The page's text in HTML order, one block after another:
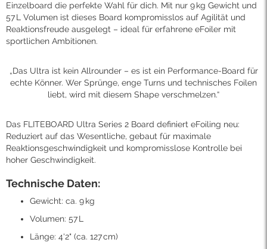
Einzelboard die perfekte Wahl für dich. Mit nur 9 kg Gewicht und
57 L Volumen ist dieses Board kompromisslos auf Agilität und
Reaktionsfreude ausgelegt – ideal für erfahrene eFoiler mit
sportlichen Ambitionen.
„Das Ultra ist kein Allrounder – es ist ein Performance-Board für
echte Könner. Wer Sprünge, enge Turns und technisches Foilen
liebt, wird mit diesem Shape verschmelzen.“
Das FLITEBOARD Ultra Series 2 Board definiert eFoiling neu:
Reduziert auf das Wesentliche, gebaut für maximale
Reaktionsgeschwindigkeit und kompromisslose Kontrolle bei
hoher Geschwindigkeit.
Technische Daten:
Gewicht: ca. 9 kg
Volumen: 57 L
Länge: 4'2" (ca. 127 cm)